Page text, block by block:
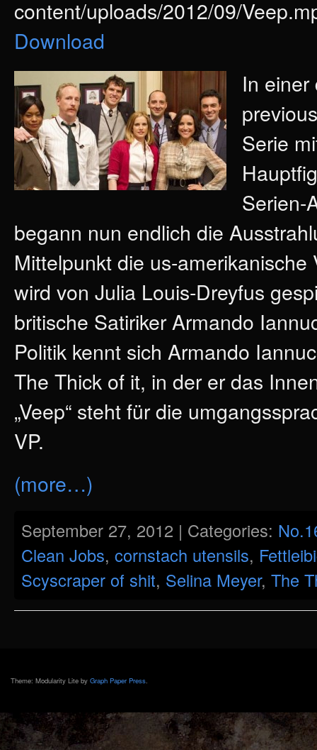
content/uploads/2012/09/
Download
In
Serie
Serien-
begann nun endlich die
Mittelpunkt die us-
wird von Julia Louis-Dreyfus
britische Satiriker Armando
Politik kennt sich Armando
The Thick of it, in der er das
„Veep“ steht für die
VP.
(more…)
September 27, 2012 | Categories:
Clean Jobs, cornstach utensils,
Scyscraper of shit, Selina Meyer, The
Theme: Modularity Lite by Graph Paper Press.